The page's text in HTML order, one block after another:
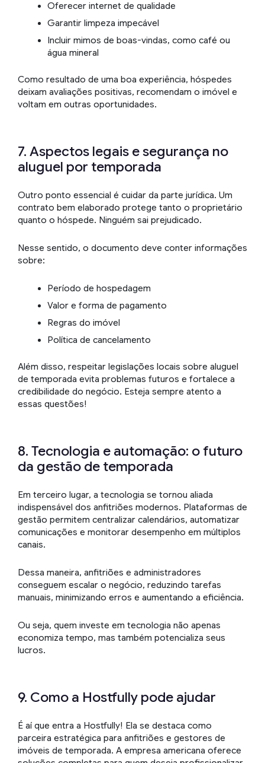
Oferecer internet de qualidade
Garantir limpeza impecável
Incluir mimos de boas-vindas, como café ou
água mineral
Como resultado de uma boa experiência, hóspedes
deixam avaliações positivas, recomendam o imóvel e
voltam em outras oportunidades.
7. Aspectos legais e segurança no
aluguel por temporada
Outro ponto essencial é cuidar da parte jurídica. Um
contrato bem elaborado protege tanto o proprietário
quanto o hóspede. Ninguém sai prejudicado.
Nesse sentido, o documento deve conter informações
sobre:
Período de hospedagem
Valor e forma de pagamento
Regras do imóvel
Política de cancelamento
Além disso, respeitar legislações locais sobre aluguel
de temporada evita problemas futuros e fortalece a
credibilidade do negócio. Esteja sempre atento a
essas questões!
8. Tecnologia e automação: o futuro
da gestão de temporada
Em terceiro lugar, a tecnologia se tornou aliada
indispensável dos anfitriões modernos. Plataformas de
gestão permitem centralizar calendários, automatizar
comunicações e monitorar desempenho em múltiplos
canais.
Dessa maneira, anfitriões e administradores
conseguem escalar o negócio, reduzindo tarefas
manuais, minimizando erros e aumentando a eficiência.
Ou seja, quem investe em tecnologia não apenas
economiza tempo, mas também potencializa seus
lucros.
9. Como a Hostfully pode ajudar
É aí que entra a Hostfully! Ela se destaca como
parceira estratégica para anfitriões e gestores de
imóveis de temporada. A empresa americana oferece